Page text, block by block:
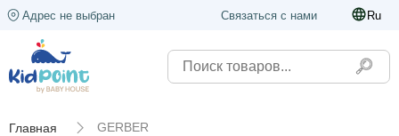
Адрес не выбран Связаться с нами Ru
Главная GERBER